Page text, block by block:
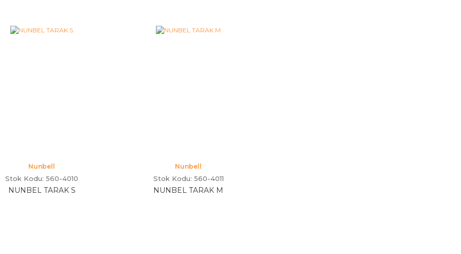
Nunbell
Stok Kodu: 560-4010
NUNBEL TARAK S
Nunbell
Stok Kodu: 560-4011
NUNBEL TARAK M